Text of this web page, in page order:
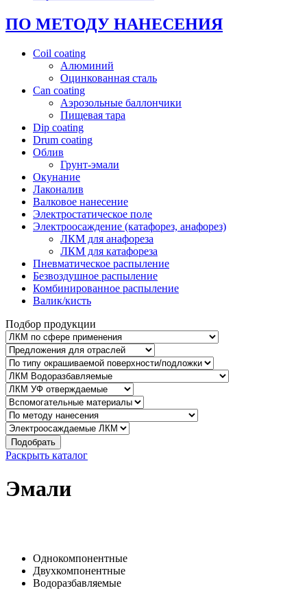
ПО МЕТОДУ НАНЕСЕНИЯ
Coil coating
Алюминий
Оцинкованная сталь
Can coating
Аэрозольные баллончики
Пищевая тара
Dip coating
Drum coating
Облив
Грунт-эмали
Окунание
Лаконалив
Валковое нанесение
Электростатическое поле
Электроосаждение (катафорез, анафорез)
ЛКМ для анафореза
ЛКМ для катафореза
Пневматическое распыление
Безвоздушное распыление
Комбинированное распыление
Валик/кисть
Подбор продукции
Подобрать
Раскрыть каталог
Эмали
Однокомпонентные
Двухкомпонентные
Водоразбавляемые